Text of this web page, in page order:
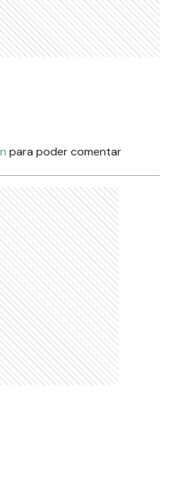
para poder comentar